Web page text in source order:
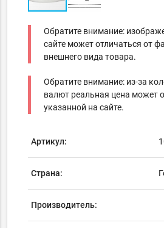
Обратите внимание:
сайте может отличаться от
внешнего вида товара.
Обратите внимание: из-за
валют реальная цена может
указанной на сайте.
Артикул:
Страна:
Производитель: